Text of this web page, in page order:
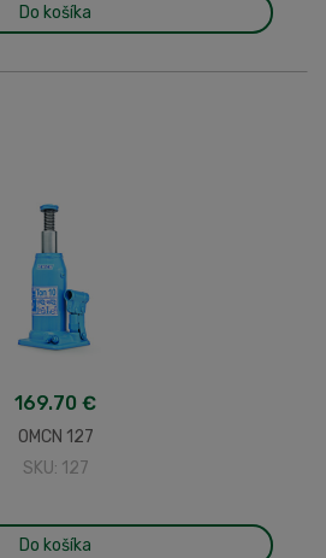
Do košíka
169.70 €
OMCN 127
SKU: 127
Do košíka